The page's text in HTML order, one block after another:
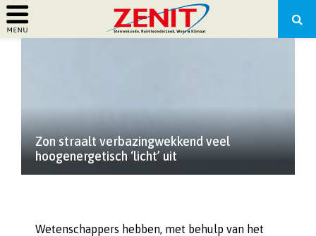
PRIMARY
Zon straalt verbazingwekkend veel
hoogenergetisch ‘licht’ uit
Wetenschappers hebben, met behulp van het